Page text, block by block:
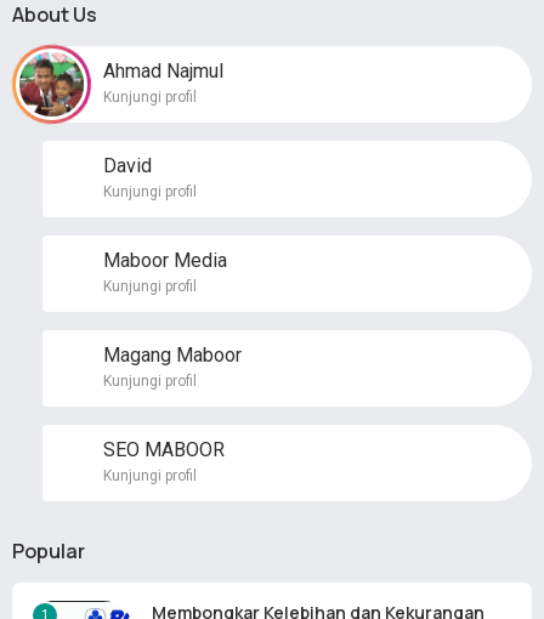
About Us
Ahmad Najmul
Kunjungi profil
David
Kunjungi profil
Maboor Media
Kunjungi profil
Magang Maboor
Kunjungi profil
SEO MABOOR
Kunjungi profil
Popular
Membongkar Kelebihan dan Kekurangan